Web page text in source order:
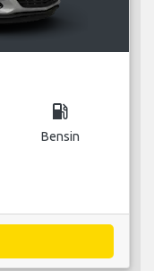
local_gas_station
Bensin